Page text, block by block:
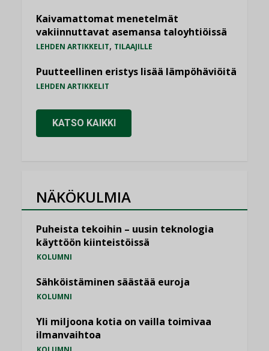
Kaivamattomat menetelmät
vakiinnuttavat asemansa taloyhtiöissä
LEHDEN ARTIKKELIT, TILAAJILLE
Puutteellinen eristys lisää lämpöhäviöitä
LEHDEN ARTIKKELIT
KATSO KAIKKI
NÄKÖKULMIA
Puheista tekoihin – uusin teknologia
käyttöön kiinteistöissä
KOLUMNI
Sähköistäminen säästää euroja
KOLUMNI
Yli miljoona kotia on vailla toimivaa
ilmanvaihtoa